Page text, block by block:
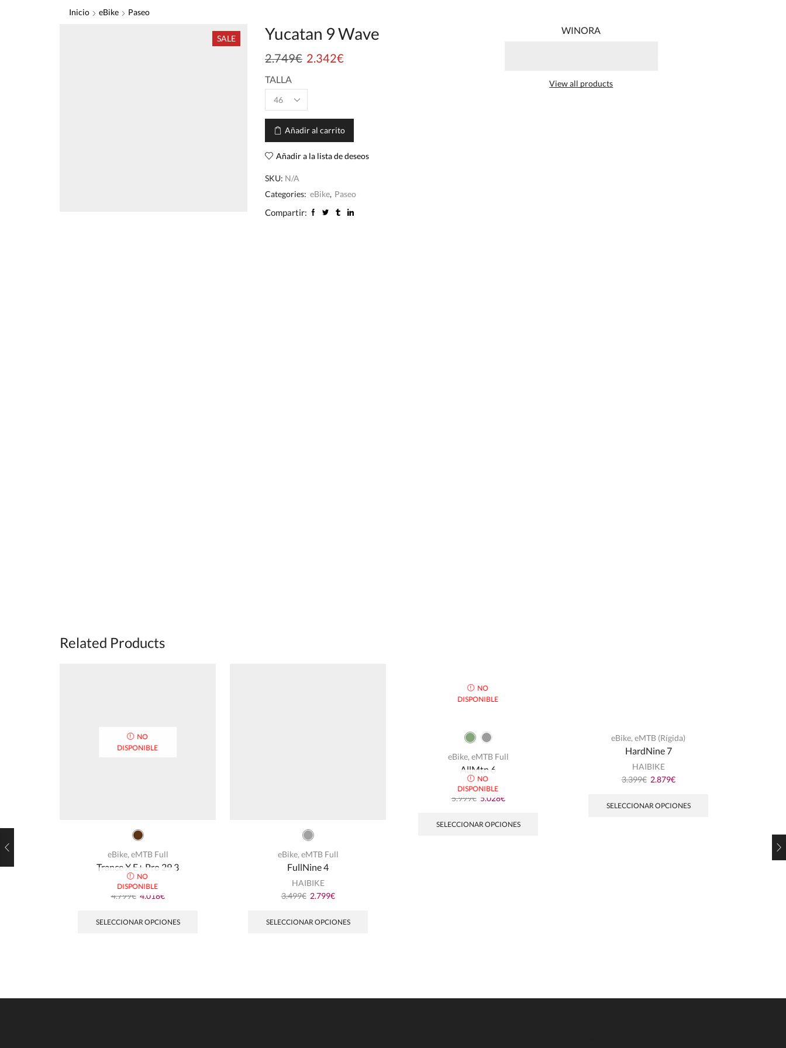
Inicio eBike Paseo
SALE Yucatan 9 Wave
2.749€ 2.342€
TALLA
Añadir al carrito
Añadir a la lista de deseos
SKU: N/A
Categories: eBike, Paseo
Compartir:
WINORA
View all products
Related Products
NO
DISPONIBLE
eBike, eMTB Full
Trance X E+ Pro 29 3
GIANT
4.799€ 4.018€
NO
DISPONIBLE
SELECCIONAR OPCIONES
eBike, eMTB Full
FullNine 4
HAIBIKE
3.499€ 2.799€
SELECCIONAR OPCIONES
NO
DISPONIBLE
eBike, eMTB Full
AllMtn 6
HAIBIKE
5.999€ 5.028€
NO
DISPONIBLE
SELECCIONAR OPCIONES
eBike, eMTB (Rígida)
HardNine 7
HAIBIKE
3.399€ 2.879€
SELECCIONAR OPCIONES